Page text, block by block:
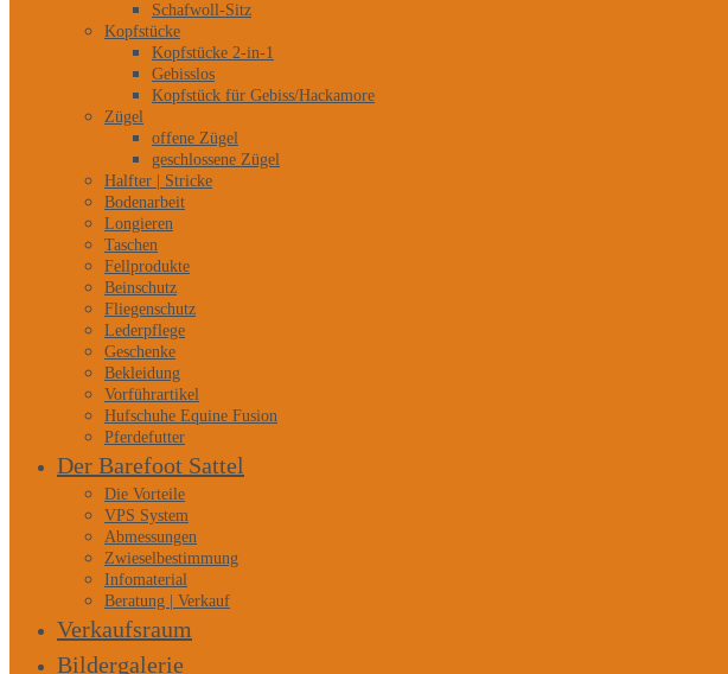
Schafwoll-Sitz
Kopfstücke
Kopfstücke 2-in-1
Gebisslos
Kopfstück für Gebiss/Hackamore
Zügel
offene Zügel
geschlossene Zügel
Halfter | Stricke
Bodenarbeit
Longieren
Taschen
Fellprodukte
Beinschutz
Fliegenschutz
Lederpflege
Geschenke
Bekleidung
Vorführartikel
Hufschuhe Equine Fusion
Pferdefutter
Der Barefoot Sattel
Die Vorteile
VPS System
Abmessungen
Zwieselbestimmung
Infomaterial
Beratung | Verkauf
Verkaufsraum
Bildergalerie